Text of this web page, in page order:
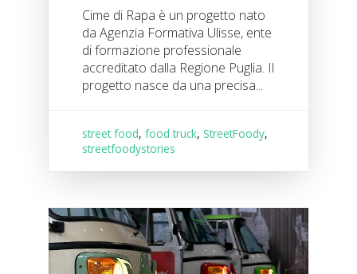
Cime di Rapa è un progetto nato
da Agenzia Formativa Ulisse, ente
di formazione professionale
accreditato dalla Regione Puglia. Il
progetto nasce da una precisa...
street food,food truck,StreetFoody,
streetfoodystories